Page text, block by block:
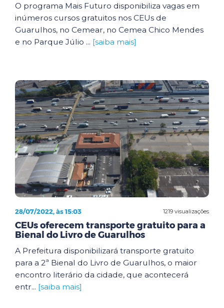
O programa Mais Futuro disponibiliza vagas em
inúmeros cursos gratuitos nos CEUs de
Guarulhos, no Cemear, no Cemea Chico Mendes
e no Parque Júlio ... [saiba mais]
1219 visualizações
28/07/2022, às 15:03
CEUs oferecem transporte gratuito para a
Bienal do Livro de Guarulhos
A Prefeitura disponibilizará transporte gratuito
para a 2ª Bienal do Livro de Guarulhos, o maior
encontro literário da cidade, que acontecerá
entr... [saiba mais]